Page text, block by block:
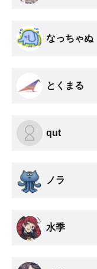
なっちゃぬ
とくまる
qut
ノラ
水季